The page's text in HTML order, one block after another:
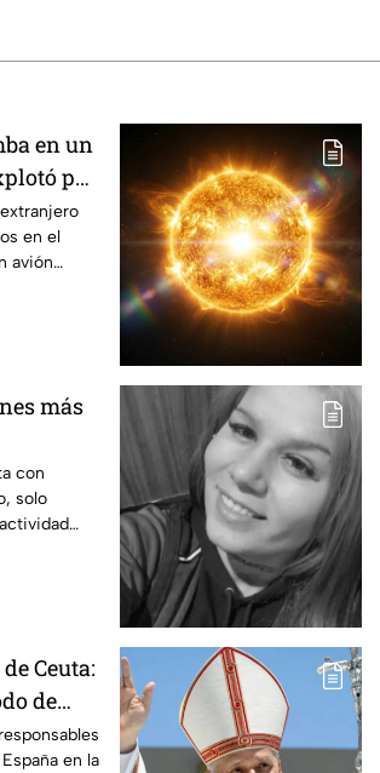
en un
por
en el
avión
más
con
solo
Ceuta:
de
en la